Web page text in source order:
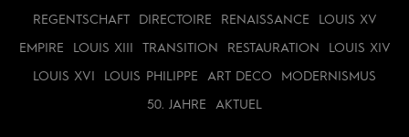
REGENTSCHAFT DIRECTOIRE RENAISSANCE LOUIS XV
EMPIRE LOUIS XIII TRANSITION RESTAURATION LOUIS XIV
LOUIS XVI LOUIS PHILIPPE ART DECO MODERNISMUS
50. JAHRE AKTUEL